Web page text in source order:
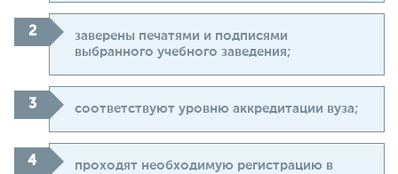
заверены печатями и подписями
выбранного учебного заведения;
соответствуют уровню аккредитации вуза;
проходят необходимую регистрацию в